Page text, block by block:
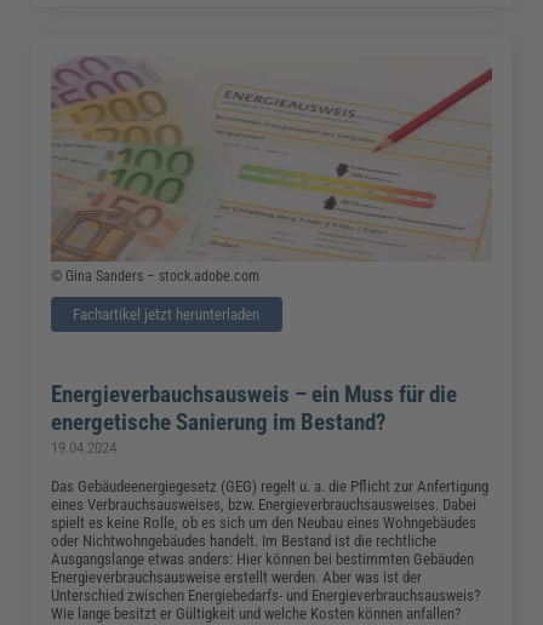
© Gina Sanders – stock.adobe.com
Fachartikel jetzt herunterladen
Energieverbauchsausweis – ein Muss für die
energetische Sanierung im Bestand?
19.04.2024
Das Gebäudeenergiegesetz (GEG) regelt u. a. die Pflicht zur Anfertigung
eines Verbrauchsausweises, bzw. Energieverbrauchsausweises. Dabei
spielt es keine Rolle, ob es sich um den Neubau eines Wohngebäudes
oder Nichtwohngebäudes handelt. Im Bestand ist die rechtliche
Ausgangslange etwas anders: Hier können bei bestimmten Gebäuden
Energieverbrauchsausweise erstellt werden. Aber was ist der
Unterschied zwischen Energiebedarfs- und Energieverbrauchsausweis?
Wie lange besitzt er Gültigkeit und welche Kosten können anfallen?